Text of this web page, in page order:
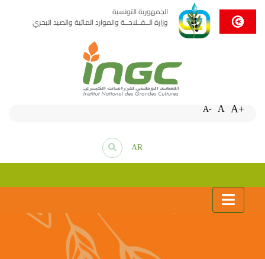
الجمهورية التونسية
وزارة الــفــلاحــة والموارد المائية والصيد البحري
A- A A+
AR